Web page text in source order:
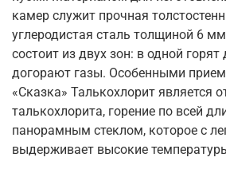
камер служит прочная
углеродистая сталь толщиной 6
состоит из двух зон: в одной горят
догорают газы. Особенными
«Сказка» Талькохлорит является
талькохлорита, горение по всей
панорамным стеклом, которое с
выдерживает высокие